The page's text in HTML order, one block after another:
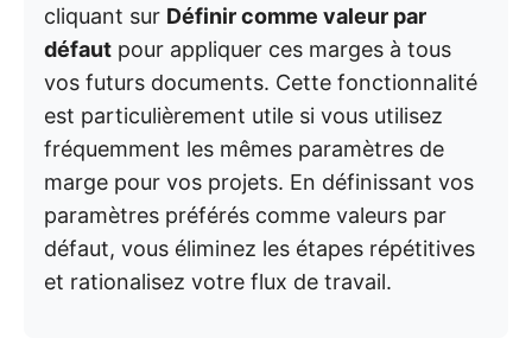
cliquant sur Définir comme valeur par
défaut pour appliquer ces marges à tous
vos futurs documents. Cette fonctionnalité
est particulièrement utile si vous utilisez
fréquemment les mêmes paramètres de
marge pour vos projets. En définissant vos
paramètres préférés comme valeurs par
défaut, vous éliminez les étapes répétitives
et rationalisez votre flux de travail.